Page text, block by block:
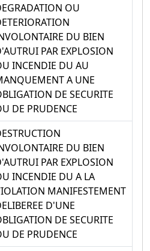
OU
DU BIEN
PAR EXPLOSION
INCENDIE DU AU
A UNE
DE SECURITE
DE PRUDENCE
DU BIEN
PAR EXPLOSION
INCENDIE DU A LA
MANIFESTEMENT
D'UNE
DE SECURITE
DE PRUDENCE